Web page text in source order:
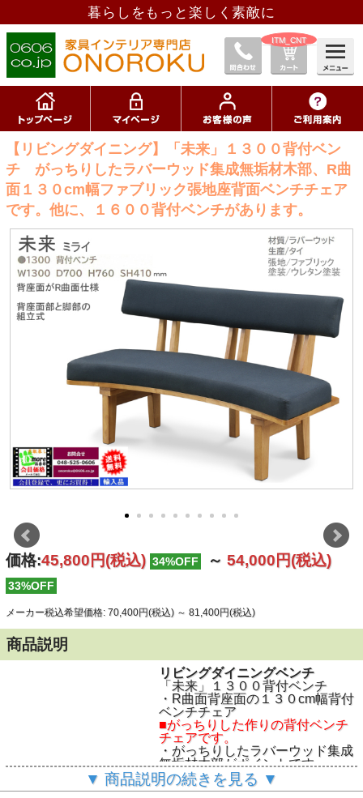
暮らしをもっと楽しく素敵に
__ITM_CNT__
【リビングダイニング】「未来」１３００背付ベン
チ がっちりしたラバーウッド集成無垢材木部、R曲
面１３０cm幅ファブリック張地座背面ベンチチェア
です。他に、１６００背付ベンチがあります。
価格:45,800円(税込) 34%OFF ～ 54,000円(税込)
33%OFF
メーカー税込希望価格: 70,400円(税込) ～ 81,400円(税込)
商品説明
リビングダイニングベンチ
「未来」１３００背付ベンチ
・R曲面背座面の１３０cm幅背付
ベンチチェア
■がっちりした作りの背付ベンチ
チェアです。
・がっちりしたラバーウッド集成
無垢材木部がポイントです。
・無垢木部フレームに背座面ファ
ブリック張地タイプのベンチ
▼ 商品説明の続きを見る ▼